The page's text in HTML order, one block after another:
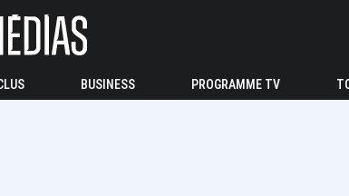
BUSINESS PROGRAMME TV